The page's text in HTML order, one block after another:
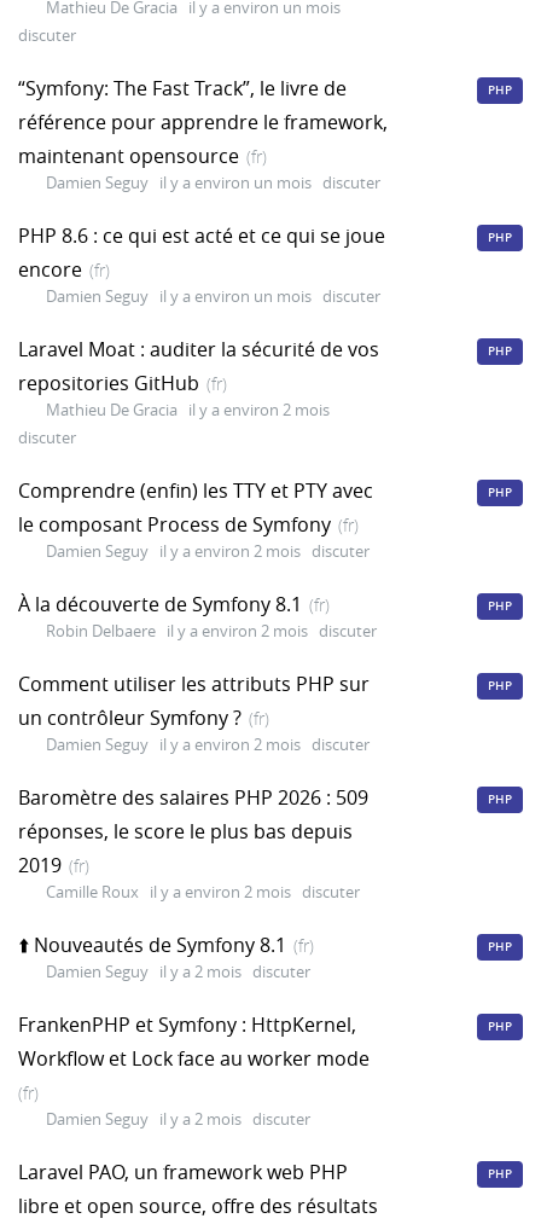
Mathieu De Gracia
il y a environ un mois
discuter
“Symfony: The Fast Track”, le livre de
référence pour apprendre le framework,
maintenant opensource (fr)
Damien Seguy il y a environ un mois discuter
PHP
PHP 8.6 : ce qui est acté et ce qui se joue
encore (fr)
Damien Seguy il y a environ un mois discuter
PHP
Laravel Moat : auditer la sécurité de vos
repositories GitHub (fr)
Mathieu De Gracia
il y a environ 2 mois
discuter
PHP
Comprendre (enfin) les TTY et PTY avec
le composant Process de Symfony (fr)
Damien Seguy il y a environ 2 mois discuter
PHP
À la découverte de Symfony 8.1 (fr)
Robin Delbaere il y a environ 2 mois discuter
PHP
Comment utiliser les attributs PHP sur
un contrôleur Symfony ? (fr)
Damien Seguy il y a environ 2 mois discuter
PHP
Baromètre des salaires PHP 2026 : 509
réponses, le score le plus bas depuis
2019 (fr)
Camille Roux il y a environ 2 mois discuter
PHP
⬆️ Nouveautés de Symfony 8.1 (fr)
Damien Seguy il y a 2 mois discuter
PHP
FrankenPHP et Symfony : HttpKernel,
Workflow et Lock face au worker mode
(fr)
Damien Seguy il y a 2 mois discuter
PHP
Laravel PAO, un framework web PHP
libre et open source, offre des résultats
PHP